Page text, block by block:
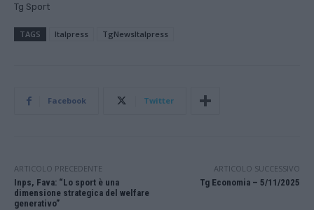
Tg Sport
TAGS Italpress TgNewsItalpress
Facebook Twitter
ARTICOLO PRECEDENTE
Inps, Fava: “Lo sport è una
dimensione strategica del welfare
generativo”
ARTICOLO SUCCESSIVO
Tg Economia – 5/11/2025